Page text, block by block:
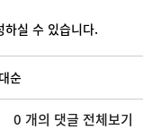
하실 수 있습니다.
순
0 개의 댓글 전체보기